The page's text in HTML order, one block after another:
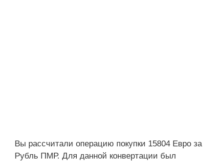
Вы рассчитали операцию покупки 15804 Евро за
Рубль ПМР. Для данной конвертации был